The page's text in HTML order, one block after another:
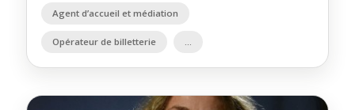
Agent d’accueil et médiation
Opérateur de billetterie